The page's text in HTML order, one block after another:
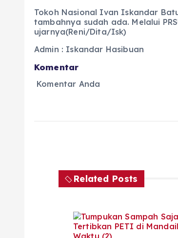
Tokoh Nasional Ivan Iskandar
tambahnya sudah ada. Melalui
ujarnya(Reni/Dita/Isk)
Admin : Iskandar Hasibuan
Komentar
Komentar Anda
Related Posts